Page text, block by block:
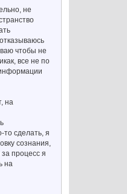
не
чтобы не
все не по
на
то сделать, я
сознания,
процесс я
на